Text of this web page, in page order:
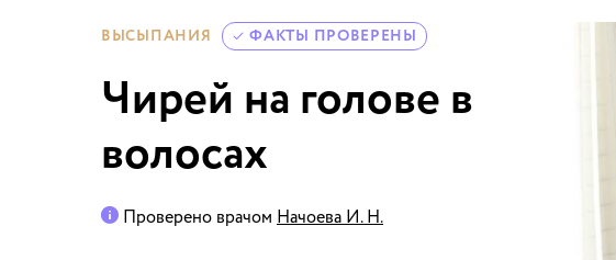
ВЫСЫПАНИЯ ФАКТЫ ПРОВЕРЕНЫ
Чирей на голове в
волосах
Проверено врачом Начоева И. Н.